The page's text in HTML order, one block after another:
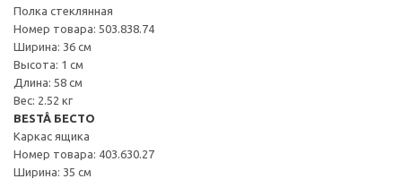
Полка стеклянная
Номер товара: 503.838.74
Ширина: 36 см
Высота: 1 см
Длина: 58 см
Вес: 2.52 кг
BESTÅ БЕСТО
Каркас ящика
Номер товара: 403.630.27
Ширина: 35 см